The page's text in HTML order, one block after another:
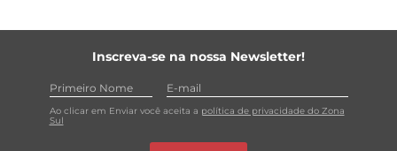
Inscreva-se na nossa Newsletter!
Ao clicar em Enviar você aceita a política de privacidade do Zona
Sul